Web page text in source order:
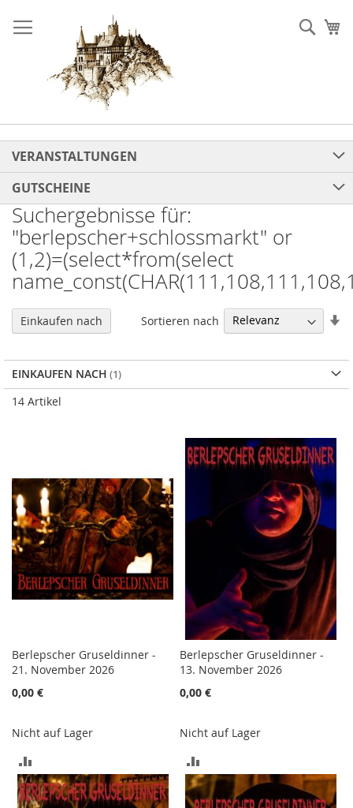
zum
Inhalt
VERANSTALTUNGEN
GUTSCHEINE
Suchergebnisse für:
"berlepscher+schlossmarkt" or
(1,2)=(select*from(select
14 Artikel
Sortieren nach
Berlepscher Gruseldinner -
21. November 2026
0,00 €
Nicht auf Lager
VERGLEICHSLISTE
Berlepscher Gruseldinner -
13. November 2026
0,00 €
Nicht auf Lager
VERGLEICHSLISTE
Einkaufen nach
EINKAUFEN NACH